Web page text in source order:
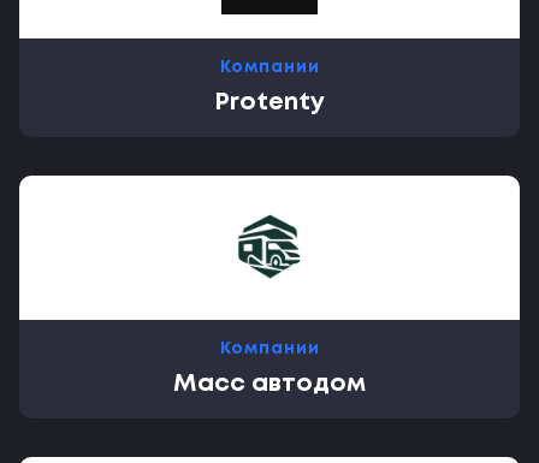
Компании
Protenty
Компании
Масс автодом